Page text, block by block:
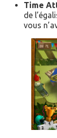
Time
de
vous